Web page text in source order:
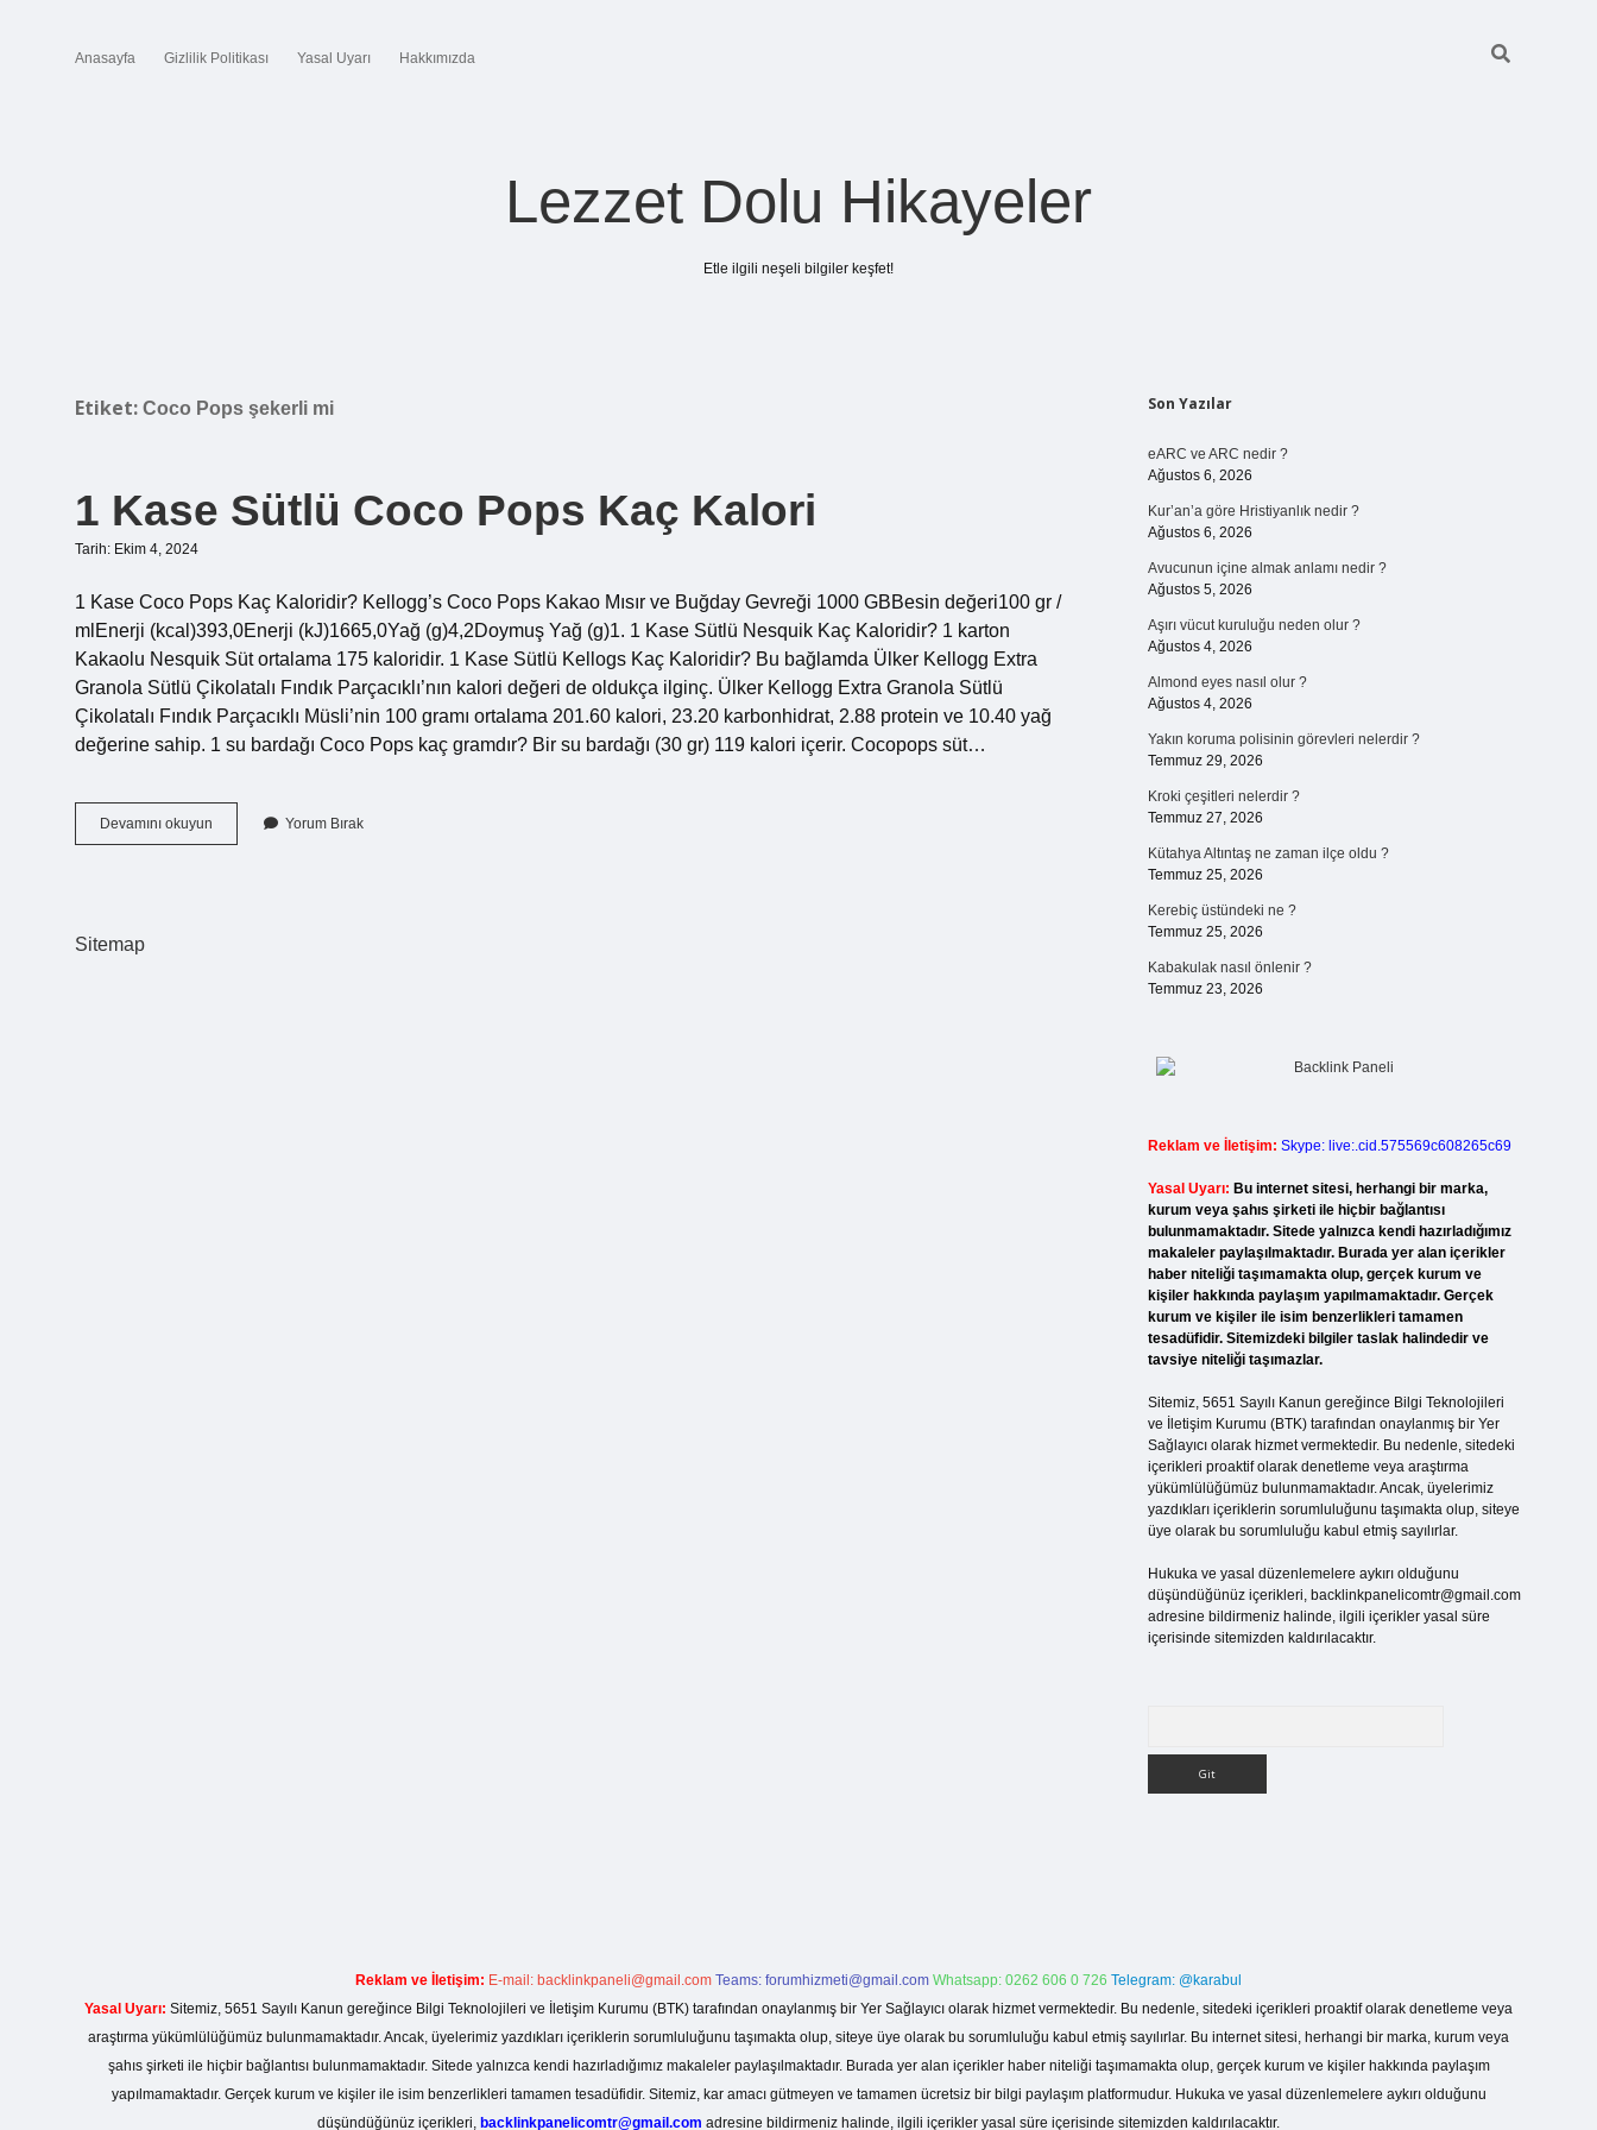
Anasayfa Gizlilik Politikası Yasal Uyarı Hakkımızda
Lezzet Dolu Hikayeler
Etle ilgili neşeli bilgiler keşfet!
Etiket: Coco Pops şekerli mi
1 Kase Sütlü Coco Pops Kaç Kalori
Tarih: Ekim 4, 2024
1 Kase Coco Pops Kaç Kaloridir? Kellogg’s Coco Pops Kakao Mısır ve Buğday Gevreği 1000 GBBesin değeri100 gr /
mlEnerji (kcal)393,0Enerji (kJ)1665,0Yağ (g)4,2Doymuş Yağ (g)1. 1 Kase Sütlü Nesquik Kaç Kaloridir? 1 karton
Kakaolu Nesquik Süt ortalama 175 kaloridir. 1 Kase Sütlü Kellogs Kaç Kaloridir? Bu bağlamda Ülker Kellogg Extra
Granola Sütlü Çikolatalı Fındık Parçacıklı’nın kalori değeri de oldukça ilginç. Ülker Kellogg Extra Granola Sütlü
Çikolatalı Fındık Parçacıklı Müsli’nin 100 gramı ortalama 201.60 kalori, 23.20 karbonhidrat, 2.88 protein ve 10.40 yağ
değerine sahip. 1 su bardağı Coco Pops kaç gramdır? Bir su bardağı (30 gr) 119 kalori içerir. Cocopops süt…
Devamını okuyun
Kase
Yorum Bırak
Sitemap
Sidebar
Son Yazılar
eARC ve ARC nedir ?
Ağustos 6, 2026
Kur’an’a göre Hristiyanlık nedir ?
Ağustos 6, 2026
Avucunun içine almak anlamı nedir ?
Ağustos 5, 2026
Aşırı vücut kuruluğu neden olur ?
Ağustos 4, 2026
Almond eyes nasıl olur ?
Ağustos 4, 2026
Yakın koruma polisinin görevleri nelerdir ?
Temmuz 29, 2026
Kroki çeşitleri nelerdir ?
Temmuz 27, 2026
Kütahya Altıntaş ne zaman ilçe oldu ?
Temmuz 25, 2026
Kerebiç üstündeki ne ?
Temmuz 25, 2026
Kabakulak nasıl önlenir ?
Temmuz 23, 2026
Reklam ve İletişim: Skype: live:.cid.575569c608265c69
Yasal Uyarı: Bu internet sitesi, herhangi bir marka,
kurum veya şahıs şirketi ile hiçbir bağlantısı
bulunmamaktadır. Sitede yalnızca kendi hazırladığımız
makaleler paylaşılmaktadır. Burada yer alan içerikler
haber niteliği taşımamakta olup, gerçek kurum ve
kişiler hakkında paylaşım yapılmamaktadır. Gerçek
kurum ve kişiler ile isim benzerlikleri tamamen
tesadüfidir. Sitemizdeki bilgiler taslak halindedir ve
tavsiye niteliği taşımazlar.
Sitemiz, 5651 Sayılı Kanun gereğince Bilgi Teknolojileri
ve İletişim Kurumu (BTK) tarafından onaylanmış bir Yer
Sağlayıcı olarak hizmet vermektedir. Bu nedenle, sitedeki
içerikleri proaktif olarak denetleme veya araştırma
yükümlülüğümüz bulunmamaktadır. Ancak, üyelerimiz
yazdıkları içeriklerin sorumluluğunu taşımakta olup, siteye
üye olarak bu sorumluluğu kabul etmiş sayılırlar.
Hukuka ve yasal düzenlemelere aykırı olduğunu
düşündüğünüz içerikleri, backlinkpanelicomtr@gmail.com
adresine bildirmeniz halinde, ilgili içerikler yasal süre
içerisinde sitemizden kaldırılacaktır.
Reklam ve İletişim: E-mail: backlinkpaneli@gmail.com Teams: forumhizmeti@gmail.com Whatsapp: 0262 606 0 726 Telegram: @karabul
Yasal Uyarı: Sitemiz, 5651 Sayılı Kanun gereğince Bilgi Teknolojileri ve İletişim Kurumu (BTK) tarafından onaylanmış bir Yer Sağlayıcı olarak hizmet vermektedir. Bu nedenle, sitedeki içerikleri proaktif olarak denetleme veya
araştırma yükümlülüğümüz bulunmamaktadır. Ancak, üyelerimiz yazdıkları içeriklerin sorumluluğunu taşımakta olup, siteye üye olarak bu sorumluluğu kabul etmiş sayılırlar. Bu internet sitesi, herhangi bir marka, kurum veya
şahıs şirketi ile hiçbir bağlantısı bulunmamaktadır. Sitede yalnızca kendi hazırladığımız makaleler paylaşılmaktadır. Burada yer alan içerikler haber niteliği taşımamakta olup, gerçek kurum ve kişiler hakkında paylaşım
yapılmamaktadır. Gerçek kurum ve kişiler ile isim benzerlikleri tamamen tesadüfidir. Sitemiz, kar amacı gütmeyen ve tamamen ücretsiz bir bilgi paylaşım platformudur. Hukuka ve yasal düzenlemelere aykırı olduğunu
düşündüğünüz içerikleri, backlinkpanelicomtr@gmail.com adresine bildirmeniz halinde, ilgili içerikler yasal süre içerisinde sitemizden kaldırılacaktır.